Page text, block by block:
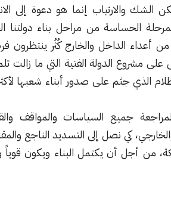
إنما هو دعوة إلى الانتباه والحذر
من مراحل بناء دولتنا الجديدة، فلا
والخارج كُثُر ينتظرون فرصة سانحة
الدولة الفتية التي ما زالت تلملم جراحها
على صدور أبناء شعبها لأكثر من ستين
السياسات والمواقف والقرارات على
إلى التسديد الناجع والمقاربة الهادئة
أن يكتمل البناء ويكون قوياً وعصياً على